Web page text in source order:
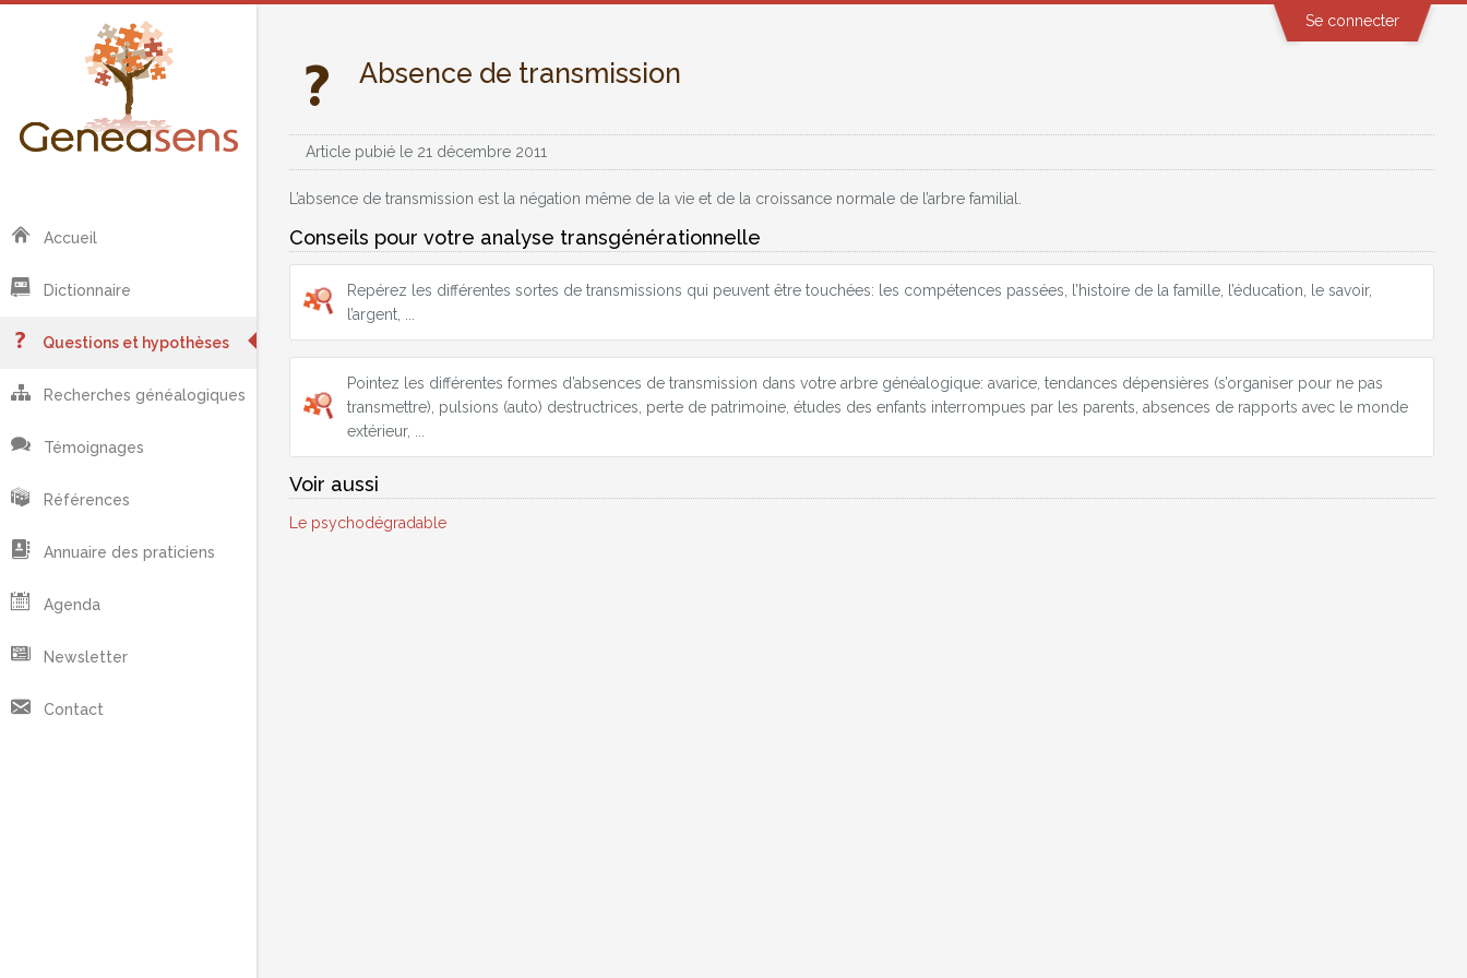
Se connecter
Accueil
Dictionnaire
Questions et hypothèses
Recherches généalogiques
Témoignages
Références
Annuaire des praticiens
Agenda
Newsletter
Contact
Absence de transmission
Article pubié le 21 décembre 2011
L’absence de transmission est la négation même de la vie et de la croissance normale de l’arbre familial.
Conseils pour votre analyse transgénérationnelle
Repérez les différentes sortes de transmissions qui peuvent être touchées: les compétences passées, l’histoire de la famille, l’éducation, le savoir,
l’argent, ...
Pointez les différentes formes d’absences de transmission dans votre arbre généalogique: avarice, tendances dépensières (s’organiser pour ne pas
transmettre), pulsions (auto) destructrices, perte de patrimoine, études des enfants interrompues par les parents, absences de rapports avec le monde
extérieur, ...
Voir aussi
Le psychodégradable